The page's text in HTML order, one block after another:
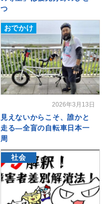
つ
おでかけ
2026年3月13日
見えないからこそ、誰かと
走る―全盲の自転車日本一
周
社会